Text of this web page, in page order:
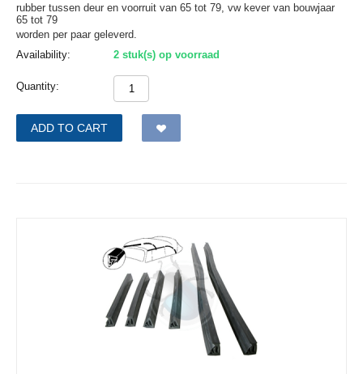
rubber tussen deur en voorruit van 65 tot 79, vw kever van bouwjaar
65 tot 79
worden per paar geleverd.
Availability:
2 stuk(s) op voorraad
Quantity:
ADD TO CART